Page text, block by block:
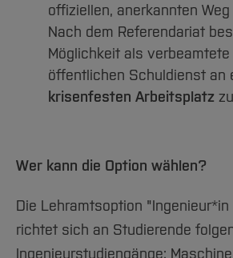
offiziellen, anerkannten
Nach dem Referendariat
Möglichkeit als
öffentlichen Schuldienst an
krisenfesten Arbeitsplatz
Wer kann die Option wählen?
Die Lehramtsoption "Ingenieur*in
richtet sich an Studierende
Ingenieurstudiengänge: